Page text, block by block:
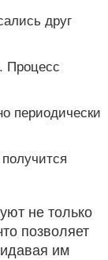
друг
Процесс
периодически
не только
позволяет
им